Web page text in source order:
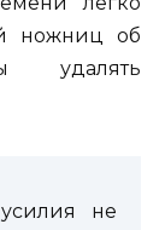
ножниц об
удалять
не